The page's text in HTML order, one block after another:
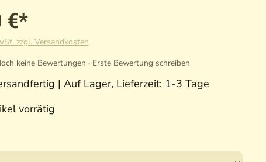
€*
zzgl. Versandkosten
keine Bewertungen · Erste Bewertung schreiben
| Auf Lager, Lieferzeit: 1-3 Tage
vorrätig